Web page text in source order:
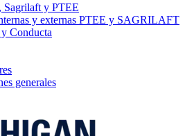
Sagrilaft y PTEE
y externas PTEE y SAGRILAFT
Conducta
generales